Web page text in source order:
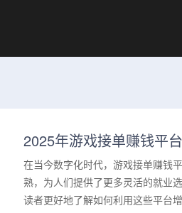
2025年游戏接单赚钱平
在当今数字化时代，游戏接单赚钱
熟，为人们提供了更多灵活的就业
读者更好地了解如何利用这些平台